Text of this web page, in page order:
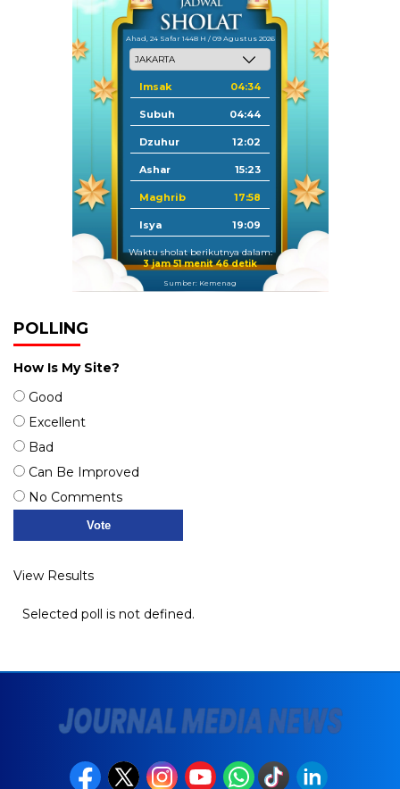
Ahad, 24 Safar 1448 H / 09 Agustus 2026
Imsak 04:34
Subuh 04:44
Dzuhur 12:02
Ashar 15:23
Maghrib 17:58
Isya 19:09
Waktu sholat berikutnya dalam:
3 jam 51 menit 45 detik
Sumber: Kemenag
POLLING
How Is My Site?
Good
Excellent
Bad
Can Be Improved
No Comments
View Results
Selected poll is not defined.